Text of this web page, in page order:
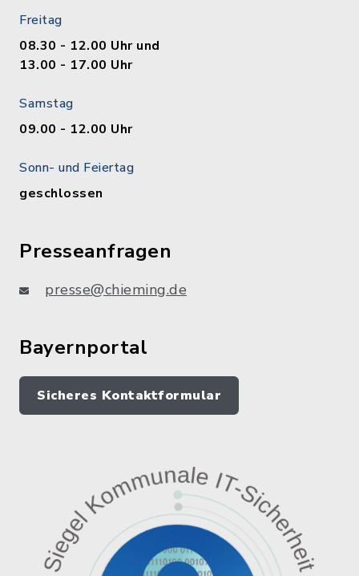
Freitag
08.30 - 12.00 Uhr und
13.00 - 17.00 Uhr
Samstag
09.00 - 12.00 Uhr
Sonn- und Feiertag
geschlossen
Presseanfragen
presse@chieming.de
Bayernportal
Sicheres Kontaktformular